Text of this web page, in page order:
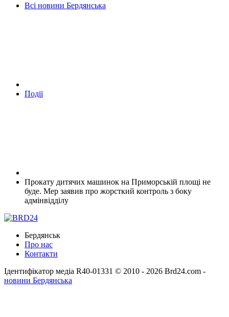
Всі новини Бердянська
Події
Прокату дитячих машинок на Приморській площі не
буде. Мер заявив про жорсткий контроль з боку
адмінвідділу
Бердянськ
Про нас
Контакти
Ідентифікатор медіа R40-01331 © 2010 - 2026 Brd24.com -
новини Бердянська